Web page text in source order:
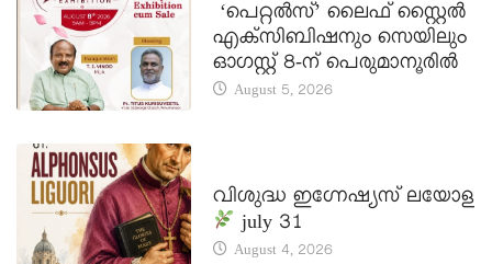
‘പെറ്റൽസ്’ ലൈഫ് സ്റ്റൈൽ
എക്സിബിഷനും സെയിലും
ഓഗസ്റ്റ് 8-ന് പെരുമാനൂരിൽ
August 5, 2026
വിശുദ്ധ ഇഗ്നേഷ്യസ് ലയോള
july 31
August 4, 2026